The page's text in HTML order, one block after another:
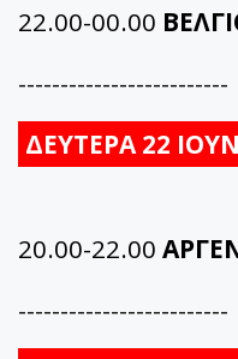
22.00-00.00
-------------------------
ΔΕΥΤΕΡΑ 22
20.00-22.00
-------------------------